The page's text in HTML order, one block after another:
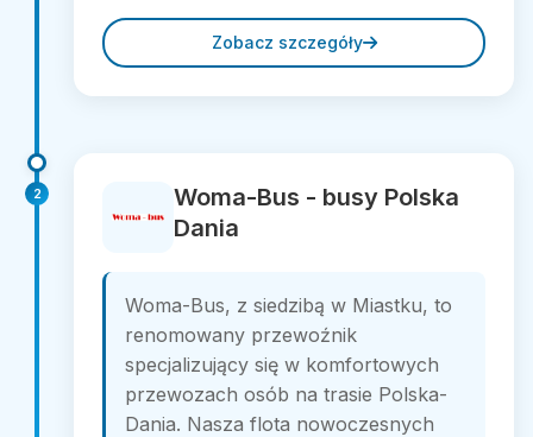
Zobacz szczegóły
2
Woma-Bus - busy Polska
Dania
Woma-Bus, z siedzibą w Miastku, to
renomowany przewoźnik
specjalizujący się w komfortowych
przewozach osób na trasie Polska-
Dania. Nasza flota nowoczesnych